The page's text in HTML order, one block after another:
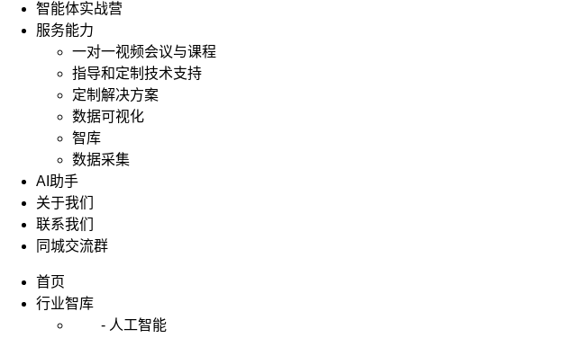
智能体实战营
服务能力
一对一视频会议与课程
指导和定制技术支持
定制解决方案
数据可视化
智库
数据采集
AI助手
关于我们
联系我们
同城交流群
首页
行业智库
- 人工智能